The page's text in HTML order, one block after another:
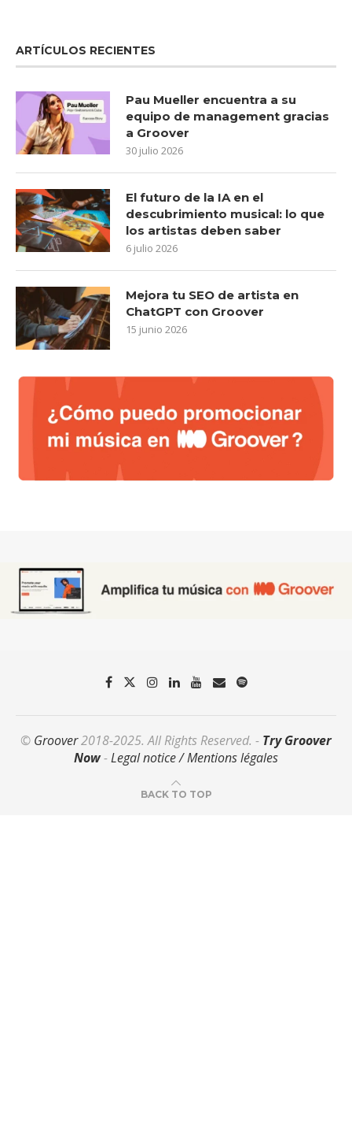
ARTÍCULOS RECIENTES
Pau Mueller encuentra a su
equipo de management gracias
a Groover
30 julio 2026
El futuro de la IA en el
descubrimiento musical: lo que
los artistas deben saber
6 julio 2026
Mejora tu SEO de artista en
ChatGPT con Groover
15 junio 2026
© Groover2018-2025. All Rights Reserved. - Try Groover
Now-Legal notice / Mentions légales
BACK TO TOP